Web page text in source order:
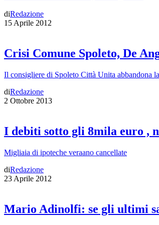
diRedazione
15 Aprile 2012
Crisi Comune Spoleto, De
Il consigliere di Spoleto Città Unita abbandona
diRedazione
2 Ottobre 2013
I debiti sotto gli 8mila euro ,
Migliaia di ipoteche veraano cancellate
diRedazione
23 Aprile 2012
Mario Adinolfi: se gli ultimi